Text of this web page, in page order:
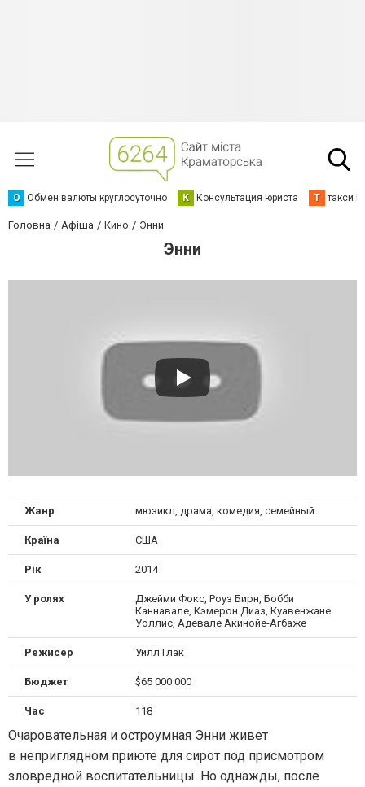
О Обмен валюты круглосуточно К Консультация юриста Т такси
Головна Афіша Кино Энни
Энни
Жанр мюзикл, драма, комедия, семейный
Країна США
Рік 2014
У ролях
Джейми Фокс, Роуз Бирн, Бобби
Каннавале, Кэмерон Диаз, Куавенжане
Уоллис, Адевале Акинойе-Агбаже
Режисер Уилл Глак
Бюджет $65 000 000
Час 118
Очаровательная и остроумная Энни живет
в неприглядном приюте для сирот под присмотром
зловредной воспитательницы. Но однажды, после